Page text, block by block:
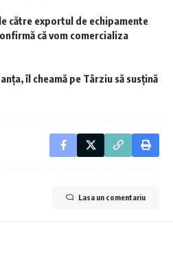
către exportul de echipamente
că vom comercializa
îl cheamă pe Târziu să susțină
Lasa un comentariu